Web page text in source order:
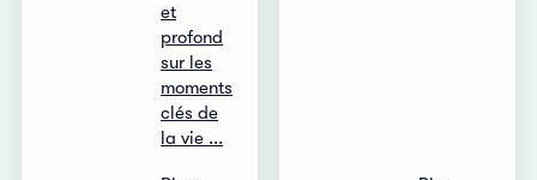
et
profond
sur les
moments
clés de
la vie ...